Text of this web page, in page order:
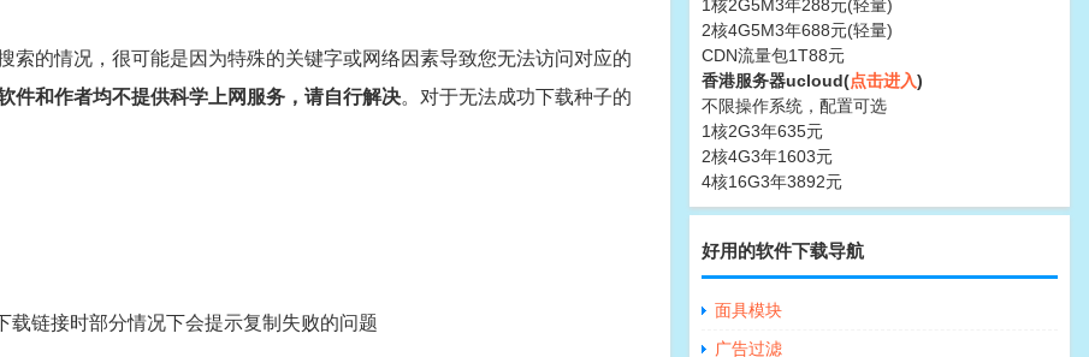
的情况，很可能是因为特殊的关键字或网络因素导致您无法访问对应的
件和作者均不提供科学上网服务，请自行解决。对于无法成功下载种子的
载链接时部分情况下会提示复制失败的问题
1核2G5M3年288元(轻量)
2核4G5M3年688元(轻量)
CDN流量包1T88元
香港服务器ucloud(点击进入)
不限操作系统，配置可选
1核2G3年635元
2核4G3年1603元
4核16G3年3892元
好用的软件下载导航
面具模块
广告过滤